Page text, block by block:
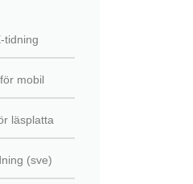
tidning
mobil
läsplatta
(sve)